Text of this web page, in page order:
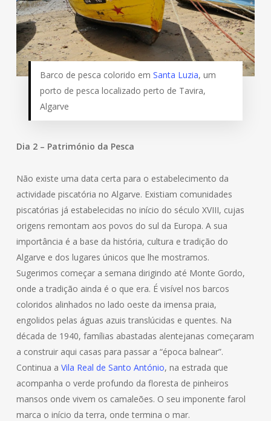
Barco de pesca colorido em Santa Luzia, um
porto de pesca localizado perto de Tavira,
Algarve
Dia 2 – Património da Pesca
Não existe uma data certa para o estabelecimento da
actividade piscatória no Algarve. Existiam comunidades
piscatórias já estabelecidas no início do século XVIII, cujas
origens remontam aos povos do sul da Europa. A sua
importância é a base da história, cultura e tradição do
Algarve e dos lugares únicos que lhe mostramos.
Sugerimos começar a semana dirigindo até Monte Gordo,
onde a tradição ainda é o que era. É visível nos barcos
coloridos alinhados no lado oeste da imensa praia,
engolidos pelas águas azuis translúcidas e quentes. Na
década de 1940, famílias abastadas alentejanas começaram
a construir aqui casas para passar a “época balnear”.
Continua a Vila Real de Santo António, na estrada que
acompanha o verde profundo da floresta de pinheiros
mansos onde vivem os camaleões. O seu imponente farol
marca o início da terra, onde termina o mar.